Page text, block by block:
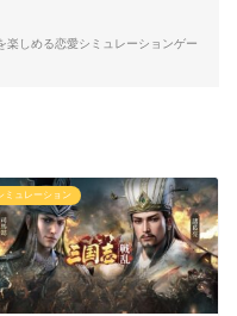
楽しめる恋愛シミュレーションゲー
ミュレーション